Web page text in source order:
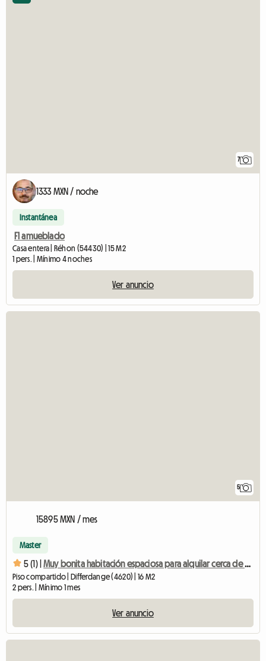
7
1333 MXN / noche
Instantánea
F1 amueblado
Casa entera | Réhon (54430) | 15 M2
1 pers. | Mínimo 4 noches
Ver anuncio
5
15895 MXN / mes
Master
5 (1) | Muy bonita habitación espaciosa para alquilar cerca de servicios.
Piso compartido | Differdange (4620) | 16 M2
2 pers. | Mínimo 1 mes
Ver anuncio